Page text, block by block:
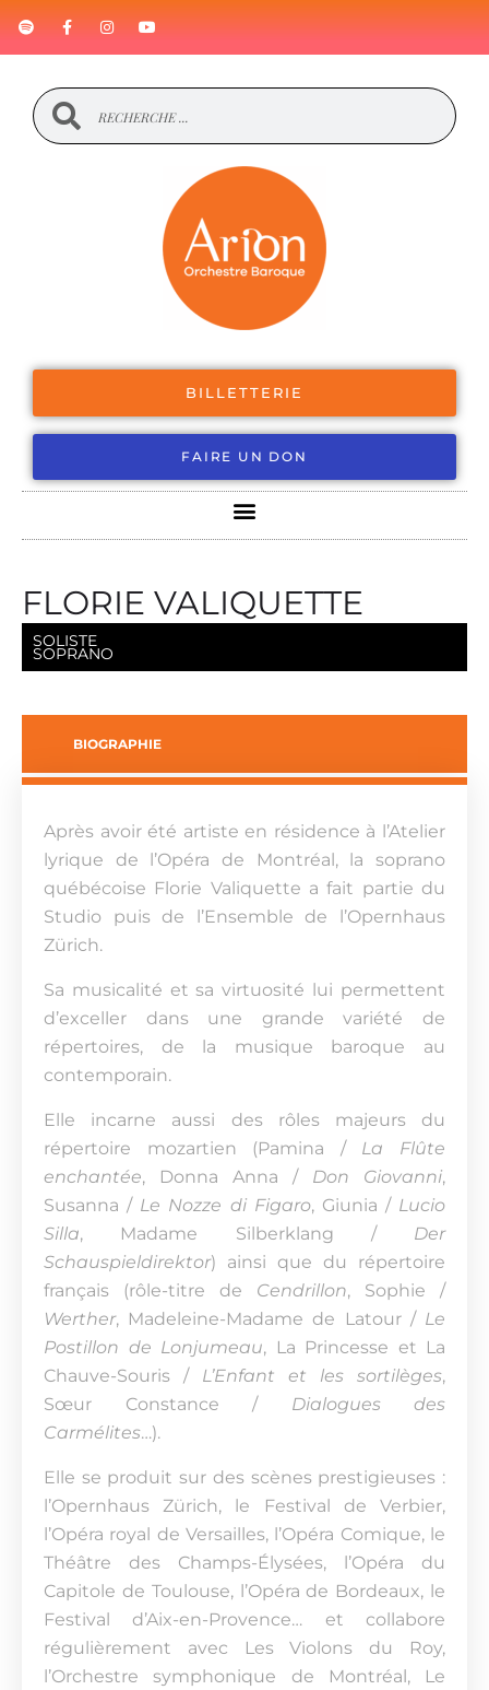
BILLETTERIE
FAIRE UN DON
FLORIE VALIQUETTE
SOLISTE
SOPRANO
BIOGRAPHIE
Après avoir été artiste en résidence à l’Atelier
lyrique de l’Opéra de Montréal, la soprano
québécoise Florie Valiquette a fait partie du
Studio puis de l’Ensemble de l’Opernhaus
Zürich.
Sa musicalité et sa virtuosité lui permettent
d’exceller dans une grande variété de
répertoires, de la musique baroque au
contemporain.
Elle incarne aussi des rôles majeurs du
répertoire mozartien (Pamina / La Flûte
enchantée, Donna Anna / Don Giovanni,
Susanna / Le Nozze di Figaro, Giunia / Lucio
Silla, Madame Silberklang / Der
Schauspieldirektor) ainsi que du répertoire
français (rôle-titre de Cendrillon, Sophie /
Werther, Madeleine-Madame de Latour / Le
Postillon de Lonjumeau, La Princesse et La
Chauve-Souris / L’Enfant et les sortilèges,
Sœur Constance / Dialogues des
Carmélites…).
Elle se produit sur des scènes prestigieuses :
l’Opernhaus Zürich, le Festival de Verbier,
l’Opéra royal de Versailles, l’Opéra Comique, le
Théâtre des Champs-Élysées, l’Opéra du
Capitole de Toulouse, l’Opéra de Bordeaux, le
Festival d’Aix-en-Provence… et collabore
régulièrement avec Les Violons du Roy,
l’Orchestre symphonique de Montréal, Le